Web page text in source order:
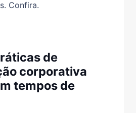
Confira.
de
corporativa
tempos de